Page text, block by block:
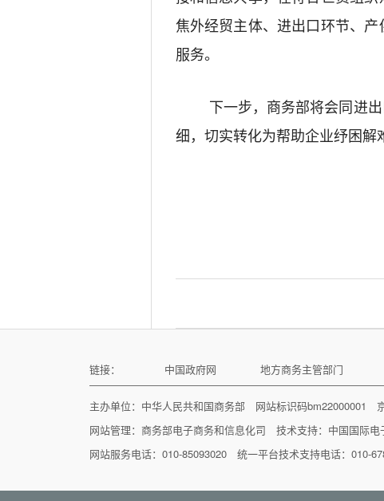
焦外经贸主体、进出口环节、
服务。
下一步， 商务部将会同进
细， 切实转化为帮助企业纾困解
链接： 中国政府网 地方商务主管部门
主办单位：中华人民共和国商务部 网站标识码bm22000001
网站管理：商务部电子商务和信息化司 技术支持： 中国国际电
网站服务电话：010-85093020 统一平台技术支持电话：010-